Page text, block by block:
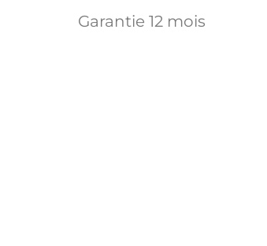
Garantie 12 mois